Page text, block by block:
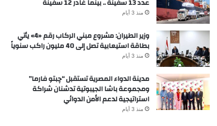
عدد 13 سفينة .. بينما غادر 12 سفينة
منذ 3 أيام
وزير الطيران: مشروع مبني الركاب رقم «4» يأتي
بطاقة استيعابية تصل إلى 40 مليون راكب سنوياً
منذ 3 أيام
مدينة الدواء المصرية تستقبل “چبتو فارما”
ومجموعة باشا الجيبوتية تدشنان شراكة
استراتيجية لدعم الأمن الدوائي
منذ 3 أيام